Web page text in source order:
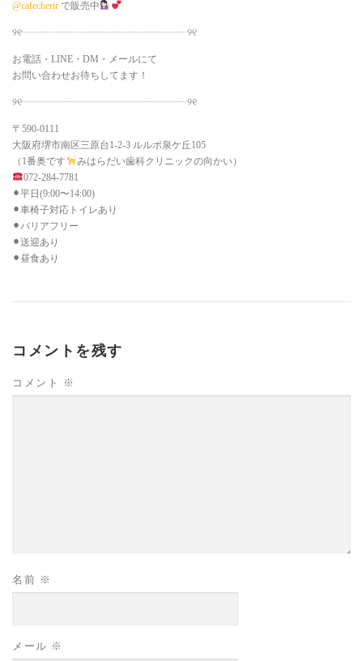
@cafecherir で販売中
୨୧┈┈┈┈┈┈┈┈┈┈┈┈┈┈┈┈┈୨୧
お電話・LINE・DM・メールにて
お問い合わせお待ちしてます！
୨୧┈┈┈┈┈┈┈┈┈┈┈┈┈┈┈┈┈୨୧
〒590-0111
大阪府堺市南区三原台1-2-3 ルルポ泉ケ丘105
（1番奥です
みはらだい歯科クリニックの向かい）
072-284-7781
⚫︎平日(9:00〜14:00)
⚫︎車椅子対応トイレあり
⚫︎バリアフリー
⚫︎送迎あり
⚫︎昼食あり
コメントを残す
コメント ※
名前 ※
メール ※